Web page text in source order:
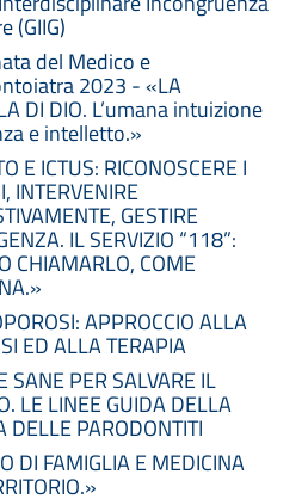
(GIIG)
del Medico e
2023 - «LA
DI DIO. L’umana intuizione
e intelletto.»
E ICTUS: RICONOSCERE I
INTERVENIRE
GESTIRE
IL SERVIZIO “118”:
CHIAMARLO, COME
APPROCCIO ALLA
ED ALLA TERAPIA
SANE PER SALVARE IL
LE LINEE GUIDA DELLA
DELLE PARODONTITI
DI FAMIGLIA E MEDICINA